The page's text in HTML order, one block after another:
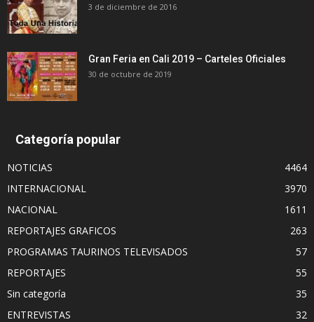
3 de diciembre de 2016
Gran Feria en Cali 2019 – Carteles Oficiales
30 de octubre de 2019
Categoría popular
NOTICIAS
4464
INTERNACIONAL
3970
NACIONAL
1611
REPORTAJES GRAFICOS
263
PROGRAMAS TAURINOS TELEVISADOS
57
REPORTAJES
55
Sin categoría
35
ENTREVISTAS
32